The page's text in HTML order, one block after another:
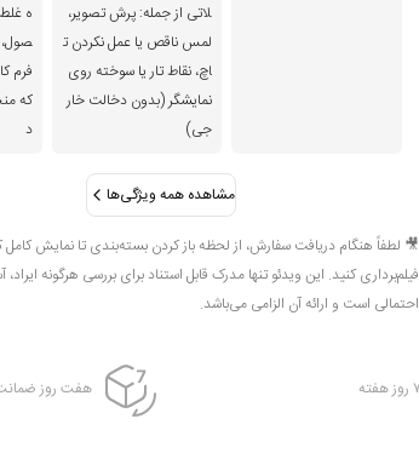
لاتی از جمله: پرش تصویر،
لمس ناقص یا عمل نکردن ت
اچ، نقاط تار یا سوخته روی
نمایشگر (بدون دخالت خار
جی)
ه
صول،
فرم
که
د
مشاهده همه ویژگی‌ها
🎥 لطفاً هنگام دریافت سفارش، از لحظه باز کردن بسته‌بندی تا نمایش کامل
فیلم‌برداری کنید. این ویدئو تنها مدرک قابل استناد برای بررسی هرگونه
احتمالی است و ارائه آن الزامی می‌باشد.
هفت روز